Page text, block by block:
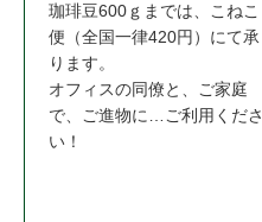
珈琲豆600ｇまでは、こねこ
便（全国一律420円）にて承
ります。
オフィスの同僚と、ご家庭
で、ご進物に…ご利用くださ
い！